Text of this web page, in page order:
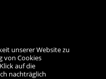
unserer Website zu
von Cookies
auf die
nachträglich